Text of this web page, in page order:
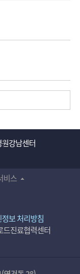
강남센터
비스
보 처리방침
드진료협력센터